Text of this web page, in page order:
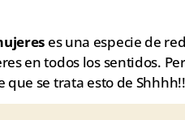
es una especie de
en todos los sentidos.
se trata esto de